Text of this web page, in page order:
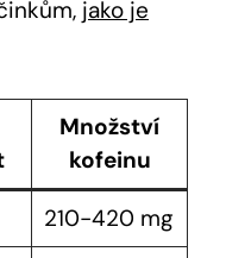
jako je
Množství
kofeinu
210-420​ mg